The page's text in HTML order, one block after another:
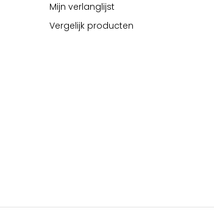
Mijn verlanglijst
Vergelijk producten